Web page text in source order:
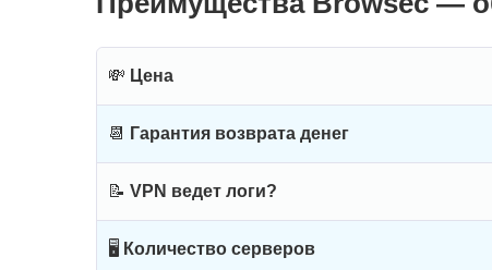
💸 Цена
📆 Гарантия возврата денег
📝 VPN ведет логи?
🖥 Количество серверов